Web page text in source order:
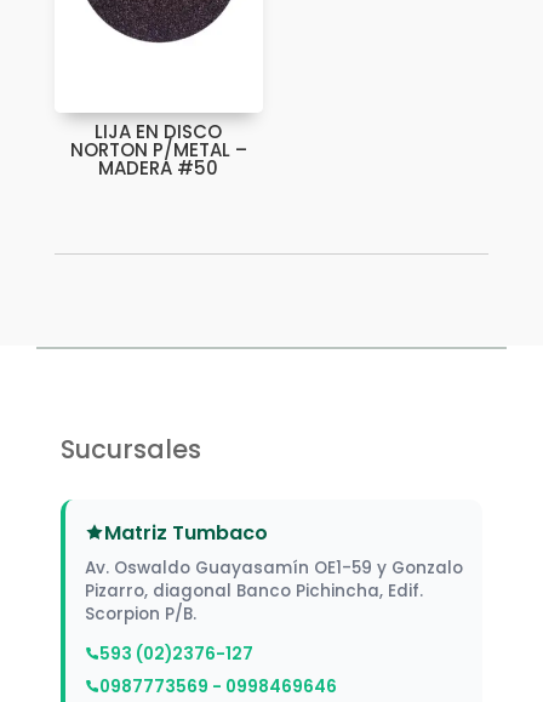
LIJA EN DISCO
NORTON P/METAL –
MADERA #50
Sucursales
Matriz Tumbaco
Av. Oswaldo Guayasamín OE1-59 y Gonzalo
Pizarro, diagonal Banco Pichincha, Edif.
Scorpion P/B.
593 (02)2376-127
0987773569 - 0998469646